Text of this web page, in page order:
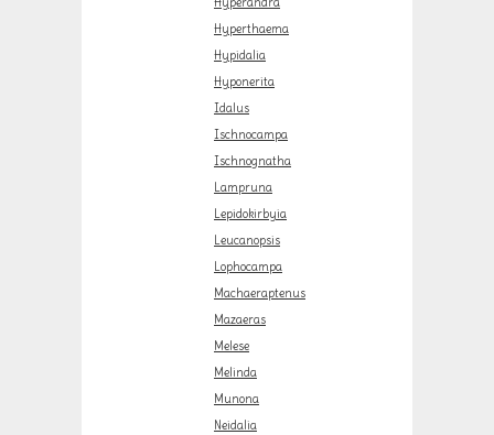
Hyperandra
Hyperthaema
Hypidalia
Hyponerita
Idalus
Ischnocampa
Ischnognatha
Lampruna
Lepidokirbyia
Leucanopsis
Lophocampa
Machaeraptenus
Mazaeras
Melese
Melinda
Munona
Neidalia